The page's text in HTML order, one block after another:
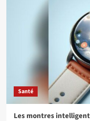
Santé
Les montres